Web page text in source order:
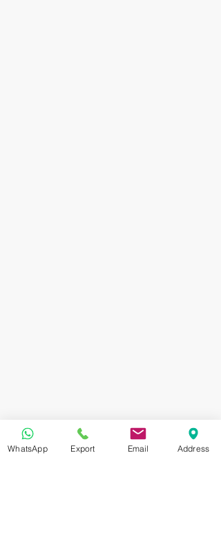
WhatsApp Export Email Address